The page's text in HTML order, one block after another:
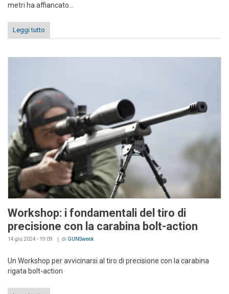
metri ha affiancato...
Leggi tutto
Workshop: i fondamentali del tiro di
precisione con la carabina bolt-action
14 giu 2024 - 19:09 di GUNSweek
Un Workshop per avvicinarsi al tiro di precisione con la carabina
rigata bolt-action